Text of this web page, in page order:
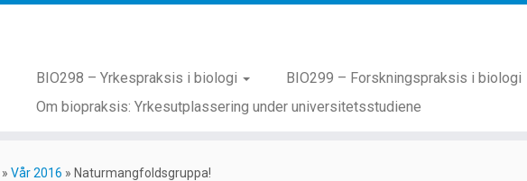
BIO298 – Yrkespraksis i biologi BIO299 – Forskningspraksis i biologi
Om biopraksis: Yrkesutplassering under universitetsstudiene
» Vår 2016 » Naturmangfoldsgruppa!